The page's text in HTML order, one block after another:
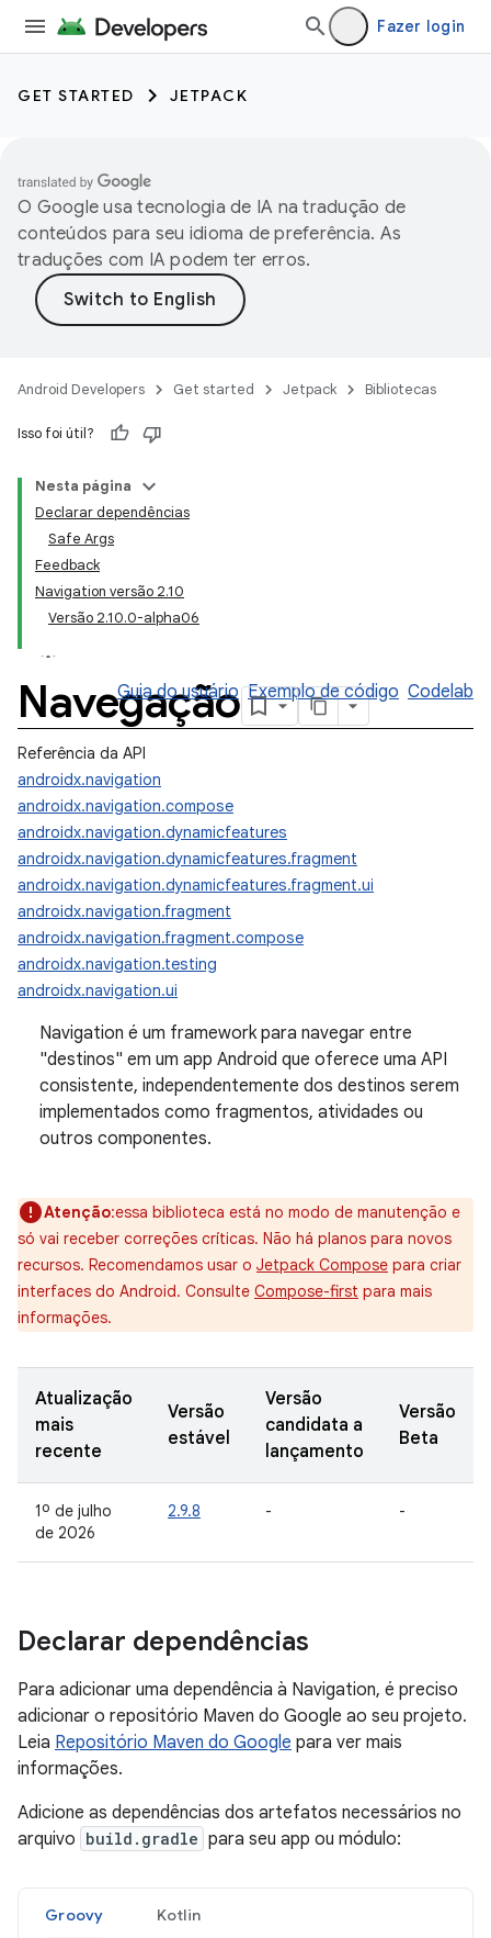
Fazer login
GET STARTED JETPACK
O Google usa tecnologia de IA na tradução de
conteúdos para seu idioma de preferência. As
traduções com IA podem ter erros.
Android Developers Get started Jetpack Bibliotecas
Isso foi útil?
Nesta página
Declarar dependências
Safe Args
Feedback
Navigation versão 2.10
Versão 2.10.0-alpha06
Navegação
Guia do usuário Exemplo de código Codelab
Referência da API
androidx.navigation
androidx.navigation.compose
androidx.navigation.dynamicfeatures
androidx.navigation.dynamicfeatures.fragment
androidx.navigation.dynamicfeatures.fragment.ui
androidx.navigation.fragment
androidx.navigation.fragment.compose
androidx.navigation.testing
androidx.navigation.ui
Navigation é um framework para navegar entre
"destinos" em um app Android que oferece uma API
consistente, independentemente dos destinos serem
implementados como fragmentos, atividades ou
outros componentes.
Atenção:essa biblioteca está no modo de manutenção e
só vai receber correções críticas. Não há planos para novos
recursos. Recomendamos usar o Jetpack Compose para criar
interfaces do Android. Consulte Compose-first para mais
informações.
Atualização
mais
recente
Versão
estável
Versão
candidata a
lançamento
Versão
Beta
1º de julho
de 2026
2.9.8 - -
Declarar dependências
Para adicionar uma dependência à Navigation, é preciso
adicionar o repositório Maven do Google ao seu projeto.
Leia Repositório Maven do Google para ver mais
informações.
Adicione as dependências dos artefatos necessários no
arquivo build.gradle para seu app ou módulo:
Groovy Kotlin